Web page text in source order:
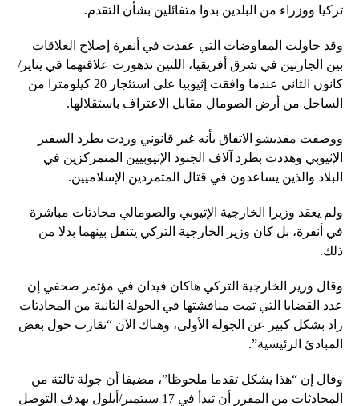
تركيا ووزراء من البلدين بدوا متفائلين بشأن التقدم.
وقد حاولت المفاوضات التي عقدت في أنقرة إصلاح العلاقات
بين الجارتين في شرق أفريقيا، اللتين تدهورت علاقتهما في يناير/
كانون الثاني عندما وافقت إثيوبيا على استئجار 20 كيلومترا من
الساحل من أرض الصومال مقابل الاعتراف باستقلالها.
ووصفت مقديشو الاتفاق بأنه غير قانوني وردت بطرد السفير
الإثيوبي وهددت بطرد آلاف الجنود الإثيوبيين المتمركزين في
البلاد والذين يساعدون في قتال المتمردين الإسلاميين.
ولم يعقد وزيرا الخارجية الإثيوبي والصومالي محادثات مباشرة
في أنقرة، بل كان وزير الخارجية التركي يتنقل بينهما بدلا من
ذلك.
وقال وزير الخارجية التركي هاكان فيدان في مؤتمر صحفي إن
عدد القضايا التي تمت مناقشتها في الجولة الثانية من المحادثات
زاد بشكل كبير عن الجولة الأولى، وهناك الآن “تقارب حول بعض
المبادئ الرئيسية”.
وقال إن “هذا يشكل تقدما ملحوظا”، مضيفا أن جولة ثالثة من
المحادثات من المقرر أن تبدأ في 17 سبتمبر/أيلول بهدف التوصل